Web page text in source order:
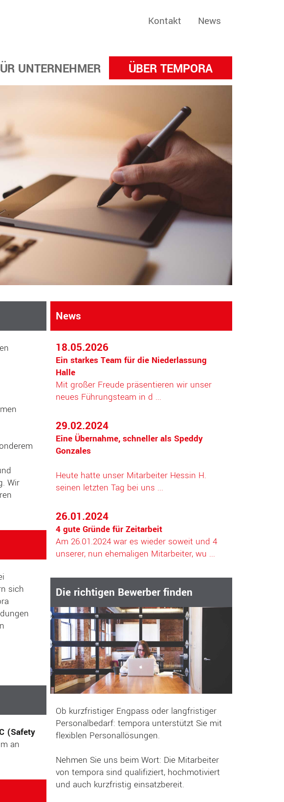
UNTERNEHMER ÜBER TEMPORA
Kontakt News
Wir
sich
(Safety
an
News
18.05.2026
Ein starkes Team für die Niederlassung
Halle
Mit großer Freude präsentieren wir unser
neues Führungsteam in d ...
29.02.2024
Eine Übernahme, schneller als Speddy
Gonzales
Heute hatte unser Mitarbeiter Hessin H.
seinen letzten Tag bei uns ...
26.01.2024
4 gute Gründe für Zeitarbeit
Am 26.01.2024 war es wieder soweit und 4
unserer, nun ehemaligen Mitarbeiter, wu ...
Die richtigen Bewerber finden
Ob kurzfristiger Engpass oder langfristiger
Personalbedarf: tempora unterstützt Sie mit
flexiblen Personallösungen.
Nehmen Sie uns beim Wort: Die Mitarbeiter
von tempora sind qualifiziert, hochmotiviert
und auch kurzfristig einsatzbereit.